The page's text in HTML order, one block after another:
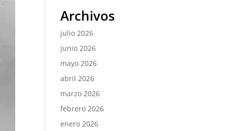
Archivos
julio 2026
junio 2026
mayo 2026
abril 2026
marzo 2026
febrero 2026
enero 2026